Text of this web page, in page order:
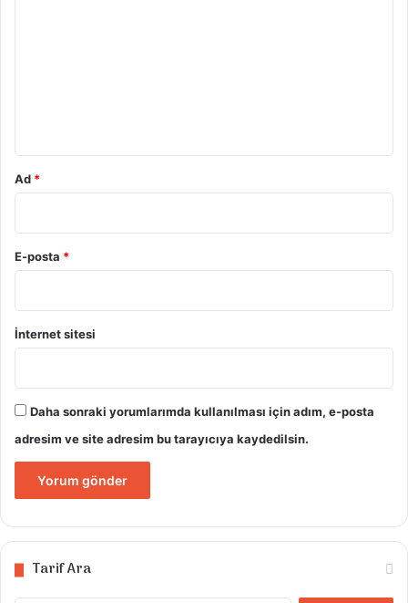
Ad *
E-posta *
İnternet sitesi
Daha sonraki yorumlarımda kullanılması için adım, e-posta
adresim ve site adresim bu tarayıcıya kaydedilsin.
Tarif Ara